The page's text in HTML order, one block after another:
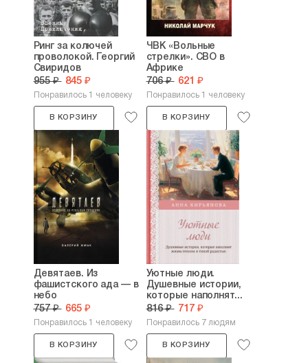
Ринг за колючей
проволокой. Георгий
Свиридов
955 ₽ 845 ₽
Понравилось 1 человеку
В КОРЗИНУ
ЧВК «Вольные
стрелки». СВО в
Африке
706 ₽ 621 ₽
Понравилось 1 человеку
В КОРЗИНУ
Девятаев. Из
фашистского ада — в
небо
757 ₽ 665 ₽
Понравилось 1 человеку
В КОРЗИНУ
Уютные люди.
Душевные истории,
которые наполнят...
816 ₽ 717 ₽
Понравилось 7 людям
В КОРЗИНУ